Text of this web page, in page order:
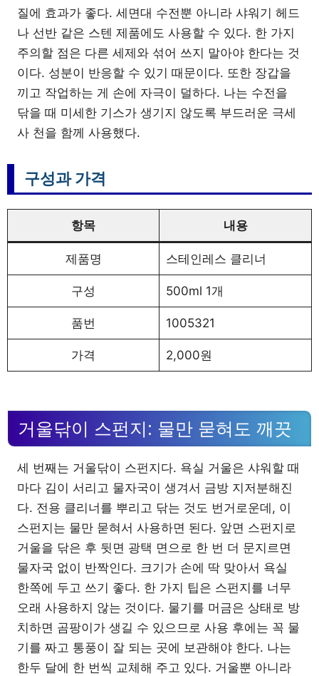
질에 효과가 좋다. 세면대 수전뿐 아니라 샤워기 헤드
나 선반 같은 스텐 제품에도 사용할 수 있다. 한 가지
주의할 점은 다른 세제와 섞어 쓰지 말아야 한다는 것
이다. 성분이 반응할 수 있기 때문이다. 또한 장갑을
끼고 작업하는 게 손에 자극이 덜하다. 나는 수전을
닦을 때 미세한 기스가 생기지 않도록 부드러운 극세
사 천을 함께 사용했다.
구성과 가격
항목 내용
제품명 스테인레스 클리너
구성 500ml 1개
품번 1005321
가격 2,000원
거울닦이 스펀지: 물만 묻혀도 깨끗
세 번째는 거울닦이 스펀지다. 욕실 거울은 샤워할 때
마다 김이 서리고 물자국이 생겨서 금방 지저분해진
다. 전용 클리너를 뿌리고 닦는 것도 번거로운데, 이
스펀지는 물만 묻혀서 사용하면 된다. 앞면 스펀지로
거울을 닦은 후 뒷면 광택 면으로 한 번 더 문지르면
물자국 없이 반짝인다. 크기가 손에 딱 맞아서 욕실
한쪽에 두고 쓰기 좋다. 한 가지 팁은 스펀지를 너무
오래 사용하지 않는 것이다. 물기를 머금은 상태로 방
치하면 곰팡이가 생길 수 있으므로 사용 후에는 꼭 물
기를 짜고 통풍이 잘 되는 곳에 보관해야 한다. 나는
한두 달에 한 번씩 교체해 주고 있다. 거울뿐 아니라